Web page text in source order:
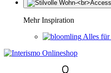
Mehr Inspiration
Alles für